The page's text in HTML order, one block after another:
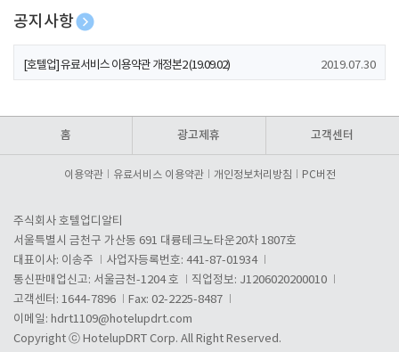
공지사항
[호텔업] 개인정보 처리방침 개정본1 (19.09.02)
[호텔업] 유료서비스 이용약관 개정본2 (19.09.02) 2019.07.30
홈 광고제휴 고객센터
이용약관 유료서비스 이용약관 개인정보처리방침 PC버전
주식회사 호텔업디알티
서울특별시 금천구 가산동 691 대륭테크노타운20차 1807호
대표이사: 이송주
사업자등록번호: 441-87-01934
통신판매업신고: 서울금천-1204 호
직업정보: J1206020200010
고객센터: 1644-7896
Fax: 02-2225-8487
이메일: hdrt1109@hotelupdrt.com
Copyright ⓒ HotelupDRT Corp. All Right Reserved.